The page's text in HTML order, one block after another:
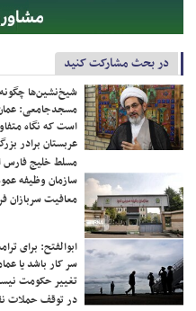
در بحث مشارکت کنید
شیخ‌نشین‌ها
مسجدجامعی:
است که نگاه
عربستان برادر
مسلط خلیج
سازمان وظیفه
معافیت سربازان
ابوالفتح: برای
سر کار باشد یا
تغییر حکومت
در توقف حملات